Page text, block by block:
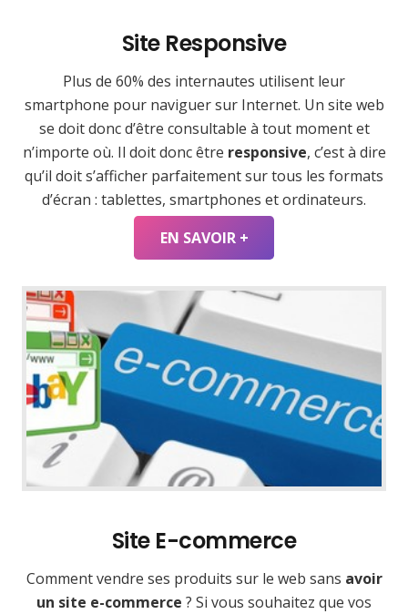
Site Responsive
Plus de 60% des internautes utilisent leur
smartphone pour naviguer sur Internet. Un site web
se doit donc d’être consultable à tout moment et
n’importe où. Il doit donc être responsive, c’est à dire
qu’il doit s’afficher parfaitement sur tous les formats
d’écran : tablettes, smartphones et ordinateurs.
EN SAVOIR +
Site E-commerce
Comment vendre ses produits sur le web sans avoir
un site e-commerce ? Si vous souhaitez que vos